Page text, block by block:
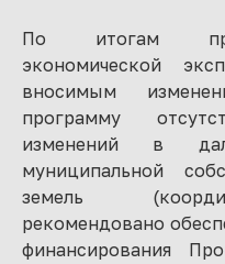
По итогам
экономической
вносимым
программу
изменений в
муниципальной
земель
рекомендовано
финансирования